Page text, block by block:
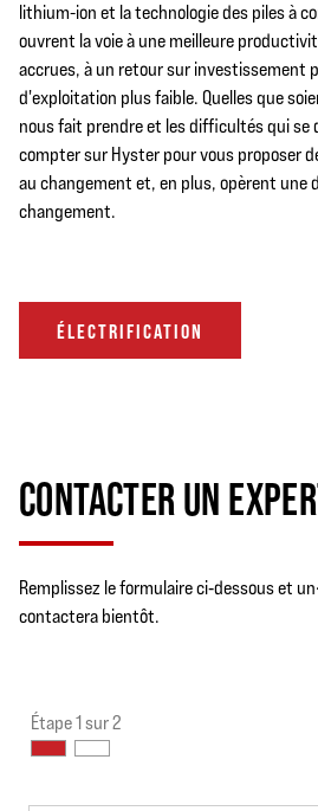
lithium-ion et la technologie des piles à
ouvrent la voie à une meilleure
accrues, à un retour sur investissement
d'exploitation plus faible. Quelles que
nous fait prendre et les difficultés qui se
compter sur Hyster pour vous proposer
au changement et, en plus, opèrent une
changement.
ÉLECTRIFICATION
CONTACTER UN
Remplissez le formulaire ci‑dessous et
contactera bientôt.
Étape 1 sur 2